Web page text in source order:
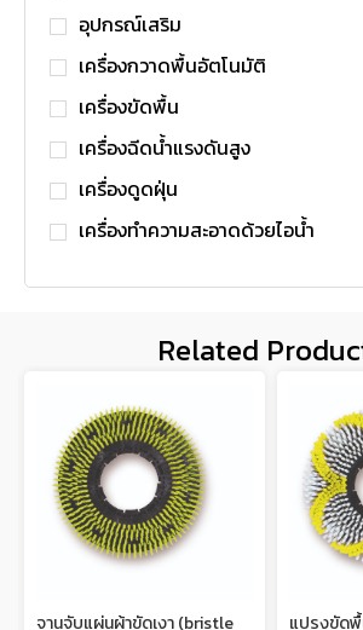
อุปกรณ์เสริม
เครื่องกวาดพื้นอัตโนมัติ
เครื่องขัดพื้น
เครื่องฉีดน้ำแรงดันสูง
เครื่องดูดฝุ่น
เครื่องทำความสะอาดด้วยไอน้ำ
Related
จานจับแผ่นผ้าขัดเงา (bristle
แปรงขัด